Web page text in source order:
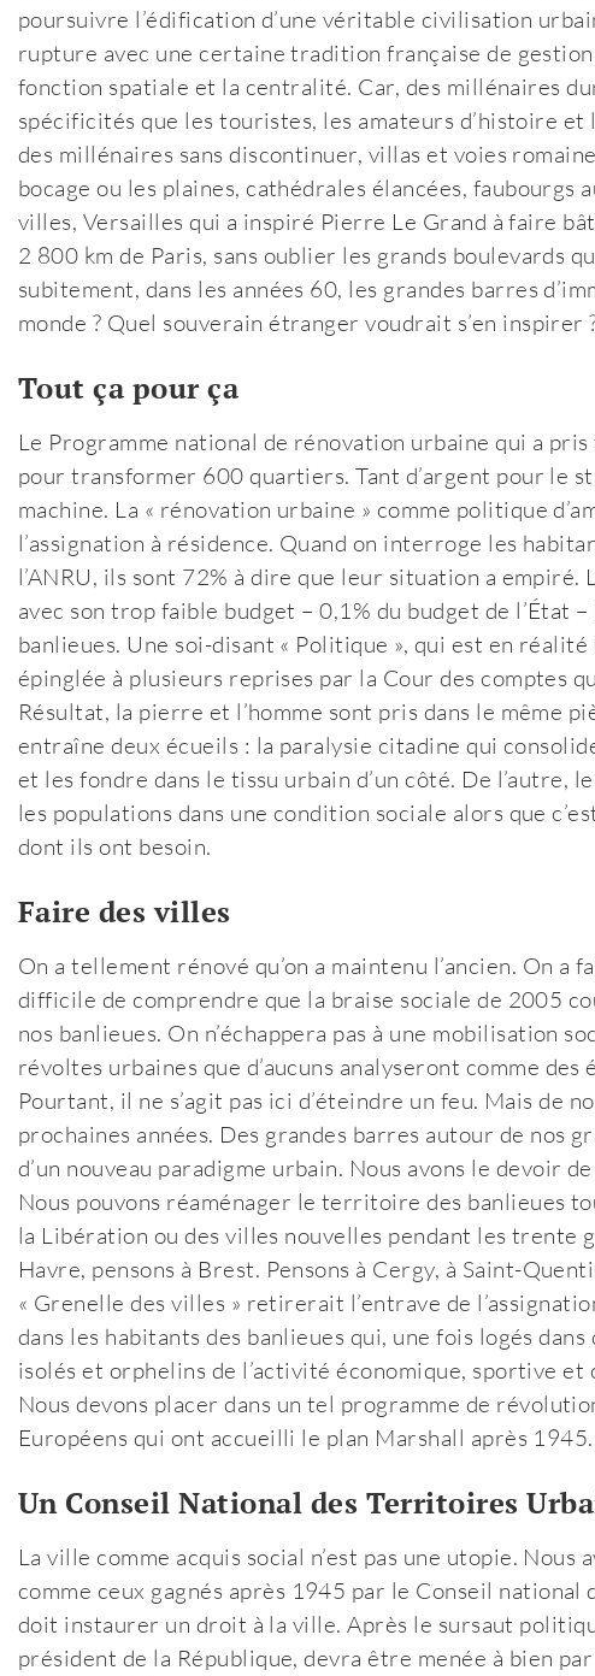
poursuivre l’édification d’une véritable civilisation
rupture avec une certaine tradition française de
fonction spatiale et la centralité. Car, des millénaires
spécificités que les touristes, les amateurs d’histoire
des millénaires sans discontinuer, villas et voies
bocage ou les plaines, cathédrales élancées, faubourgs
villes, Versailles qui a inspiré Pierre Le Grand à faire
2 800 km de Paris, sans oublier les grands boulevards
subitement, dans les années 60, les grandes barres
monde ? Quel souverain étranger voudrait s’en inspirer
Tout ça pour ça
Le Programme national de rénovation urbaine qui a
pour transformer 600 quartiers. Tant d’argent pour le
machine. La « rénovation urbaine » comme politique
l’assignation à résidence. Quand on interroge les
l’ANRU, ils sont 72% à dire que leur situation a
avec son trop faible budget – 0,1% du budget de l’État
banlieues. Une soi-disant « Politique », qui est en
épinglée à plusieurs reprises par la Cour des comptes
Résultat, la pierre et l’homme sont pris dans le même
entraîne deux écueils : la paralysie citadine qui
et les fondre dans le tissu urbain d’un côté. De l’autre,
les populations dans une condition sociale alors que
dont ils ont besoin.
Faire des villes
On a tellement rénové qu’on a maintenu l’ancien. On a
difficile de comprendre que la braise sociale de 2005
nos banlieues. On n’échappera pas à une mobilisation
révoltes urbaines que d’aucuns analyseront comme des
Pourtant, il ne s’agit pas ici d’éteindre un feu. Mais de
prochaines années. Des grandes barres autour de nos
d’un nouveau paradigme urbain. Nous avons le devoir
Nous pouvons réaménager le territoire des banlieues
la Libération ou des villes nouvelles pendant les trente
Havre, pensons à Brest. Pensons à Cergy, à Saint-
« Grenelle des villes » retirerait l’entrave de
dans les habitants des banlieues qui, une fois logés
isolés et orphelins de l’activité économique, sportive
Nous devons placer dans un tel programme de
Européens qui ont accueilli le plan Marshall après 1945.
Un Conseil National des Territoires
La ville comme acquis social n’est pas une utopie. Nous
comme ceux gagnés après 1945 par le Conseil
doit instaurer un droit à la ville. Après le sursaut
président de la République, devra être menée à bien